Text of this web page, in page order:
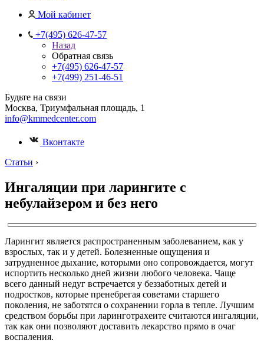
Мой кабинет
+7(495) 626-47-57
Назад
Обратная связь
+7(495) 626-47-57
+7(499) 251-46-51
Будьте на связи
Москва, Триумфальная площадь, 1
info@kmmedcenter.com
Вконтакте
Статьи ›
Ингаляции при ларингите с
небулайзером и без него
Ларингит является распространенным заболеванием, как у
взрослых, так и у детей. Болезненные ощущения и
затрудненное дыхание, которыми оно сопровождается, могут
испортить несколько дней жизни любого человека. Чаще
всего данный недуг встречается у беззаботных детей и
подростков, которые пренебрегая советами старшего
поколения, не заботятся о сохранении горла в тепле. Лучшим
средством борьбы при ларинготрахеите считаются ингаляции,
так как они позволяют доставить лекарство прямо в очаг
воспаления.